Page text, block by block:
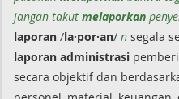
jangan takut melaporkan
laporan /la·por·an/ n segala
laporan administrasi
secara objektif dan